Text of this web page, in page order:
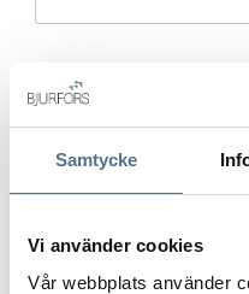
Samtycke
Vi använder cookies
Vår webbplats använder